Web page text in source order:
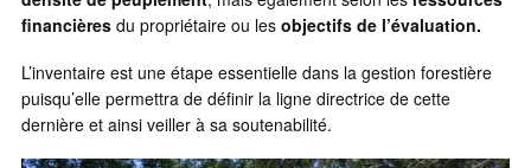
financières du propriétaire ou les objectifs de l’évaluation.
L’inventaire est une étape essentielle dans la gestion forestière
puisqu’elle permettra de définir la ligne directrice de cette
dernière et ainsi veiller à sa soutenabilité.